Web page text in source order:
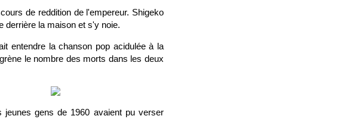
de reddition de l'empereur. Shigeko
derrière la maison et s'y noie.
entendre la chanson pop acidulée à la
le nombre des morts dans les deux
gens de 1960 avaient pu verser